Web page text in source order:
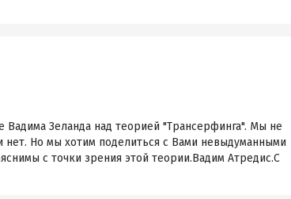
Зеланда над теорией "Трансерфинга". Мы не
нет. Но мы хотим поделиться с Вами невыдуманными
с точки зрения этой теории.Вадим Атредис.С